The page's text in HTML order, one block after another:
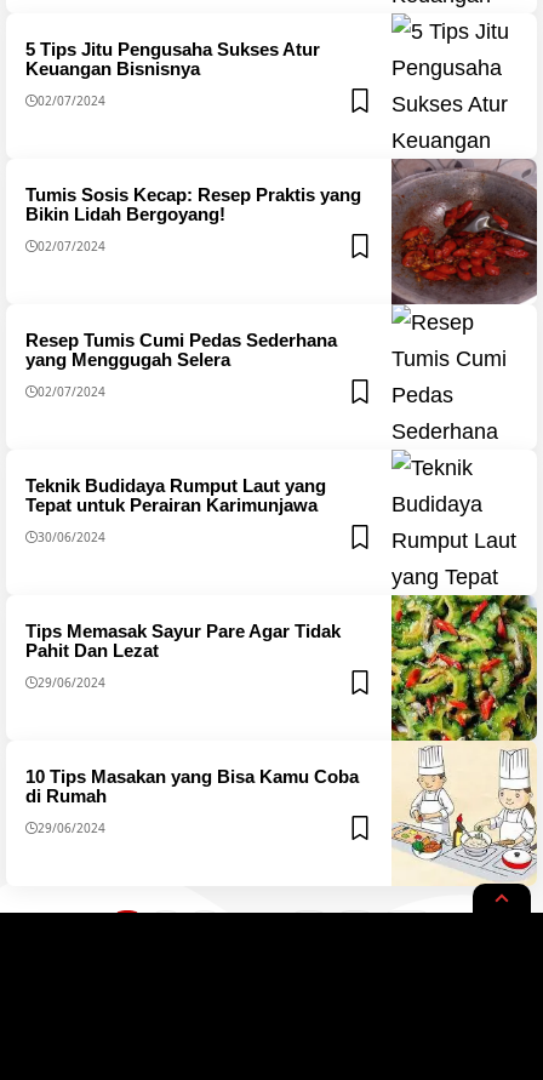
5 Tips Jitu Pengusaha Sukses Atur
Keuangan Bisnisnya
02/07/2024
Tumis Sosis Kecap: Resep Praktis yang
Bikin Lidah Bergoyang!
02/07/2024
Resep Tumis Cumi Pedas Sederhana
yang Menggugah Selera
02/07/2024
Teknik Budidaya Rumput Laut yang
Tepat untuk Perairan Karimunjawa
30/06/2024
Tips Memasak Sayur Pare Agar Tidak
Pahit Dan Lezat
29/06/2024
10 Tips Masakan yang Bisa Kamu Coba
di Rumah
29/06/2024